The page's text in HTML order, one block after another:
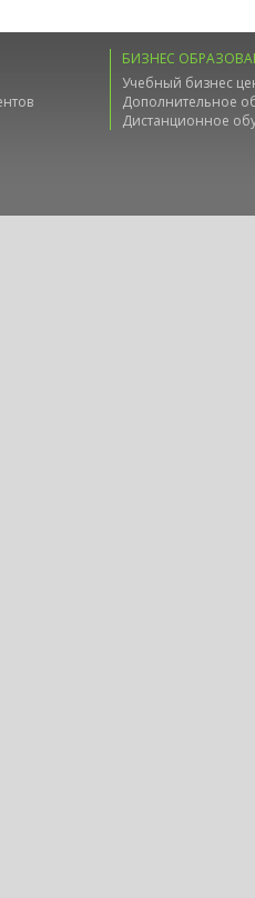
БИЗНЕС
Учебный бизнес
Дополнительное
Дистанционное